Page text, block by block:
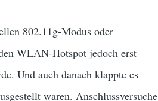
802.11g-Modus oder
WLAN-Hotspot jedoch erst
Und auch danach klappte es
waren. Anschlussversuche